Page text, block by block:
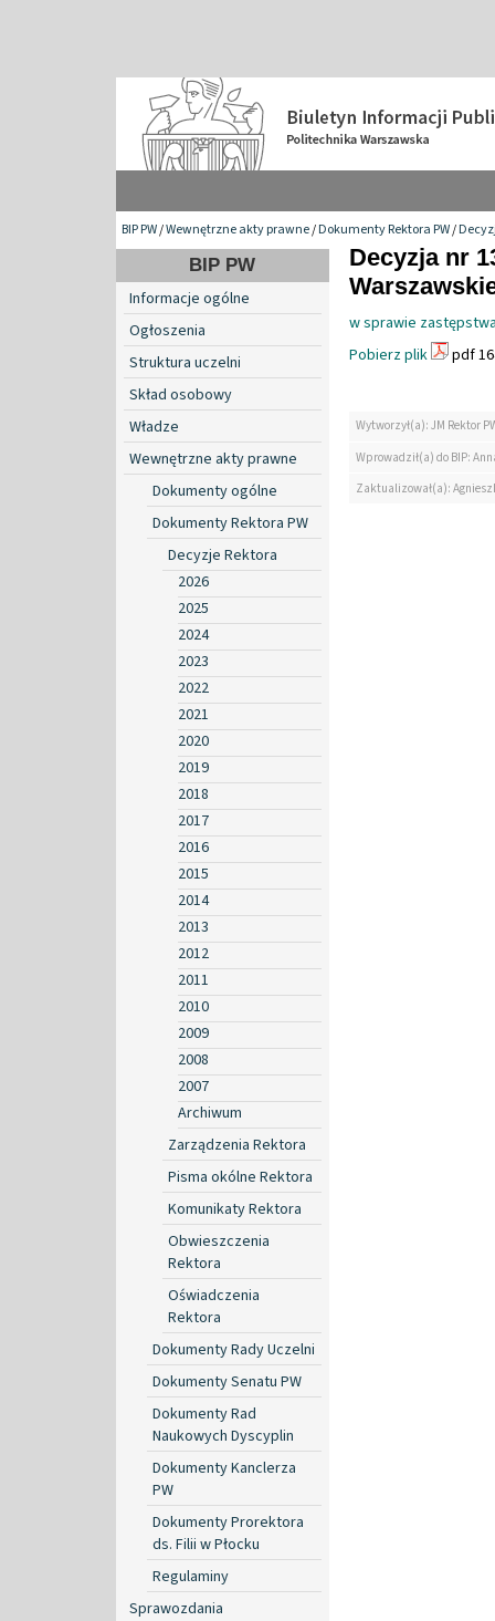
BIP PW/Wewnętrzne akty prawne/Dokumenty Rektora PW/
BIP PW
Informacje ogólne
Ogłoszenia
Struktura uczelni
Skład osobowy
Władze
Wewnętrzne akty prawne
Dokumenty ogólne
Dokumenty Rektora PW
Decyzje Rektora
2026
2025
2024
2023
2022
2021
2020
2019
2018
2017
2016
2015
2014
2013
2012
2011
2010
2009
2008
2007
Archiwum
Zarządzenia Rektora
Pisma okólne Rektora
Komunikaty Rektora
Obwieszczenia
Rektora
Oświadczenia
Rektora
Dokumenty Rady Uczelni
Dokumenty Senatu PW
Dokumenty Rad
Naukowych Dyscyplin
Dokumenty Kanclerza
PW
Dokumenty Prorektora
ds. Filii w Płocku
Regulaminy
Sprawozdania
Decyzja nr
w sprawie
Pobierz plik
pdf
Wytworzył(a): JM Rektor
Wprowadził(a) do BIP:
Zaktualizował(a):